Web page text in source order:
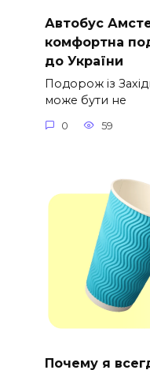
Автобус
комфортна
до України
Подорож із
може бути не
0 59
Почему я